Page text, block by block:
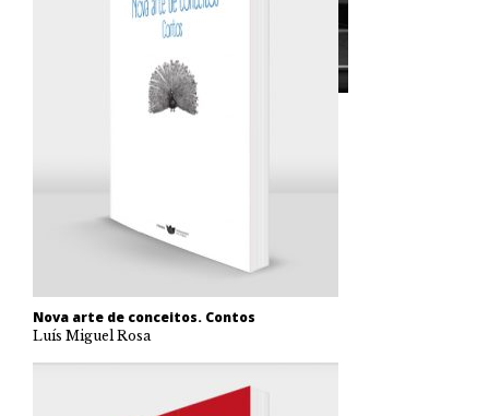
Nova arte de conceitos. Contos
Luís Miguel Rosa